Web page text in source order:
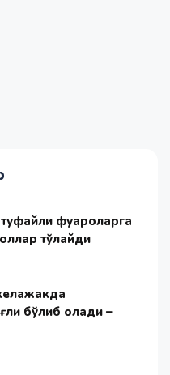
фуқароларга
тўлайди
бўлиб қолади –